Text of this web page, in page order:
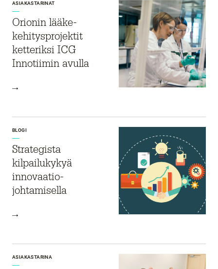
ASIAKASTARINAT
Orionin lääke­
kehitysprojektit
ketteriksi ICG
Innotiimin avulla
BLOGI
Strategista
kilpailukykyä
innovaatio­
johtamisella
ASIAKASTARINA